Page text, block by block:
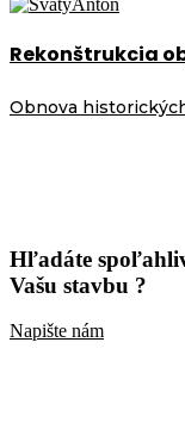
Rekonštrukcia
Obnova
Hľadáte
Vašu stavbu ?
Napište nám